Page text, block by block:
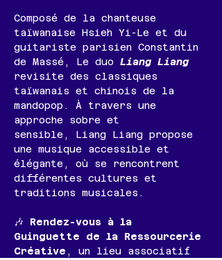
Composé de la chanteuse
taïwanaise Hsieh Yi-Le et du
guitariste parisien Constantin
de Massé, Le duo Liang Liang
revisite des classiques
taïwanais et chinois de la
mandopop. À travers une
approche sobre et
sensible, Liang Liang propose
une musique accessible et
élégante, où se rencontrent
différentes cultures et
traditions musicales.
🎶 Rendez-vous à la
Guinguette de la Ressourcerie
Créative , un lieu associatif